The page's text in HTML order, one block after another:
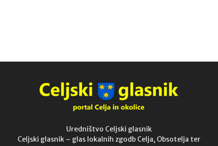
Uredništvo Celjski glasnik
Celjski glasnik – glas lokalnih zgodb Celja, Obsotelja ter